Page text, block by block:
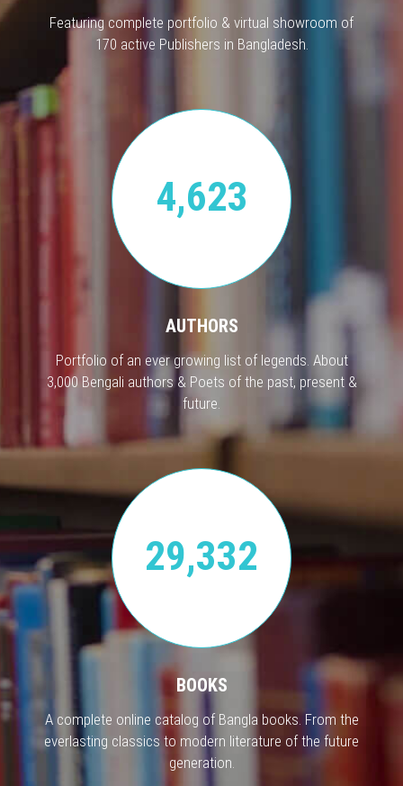
Featuring complete portfolio & virtual showroom of
170 active Publishers in Bangladesh.
4,623
AUTHORS
Portfolio of an ever growing list of legends. About
3,000 Bengali authors & Poets of the past, present &
future.
29,332
BOOKS
A complete online catalog of Bangla books. From the
everlasting classics to modern literature of the future
generation.